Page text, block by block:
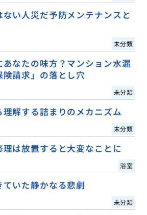
い人災だ予防メンテナンスと
未分類
なたの味方？マンション水漏
請求」の落とし穴
未分類
理解する詰まりのメカニズム
未分類
は放置すると大変なことに
浴室
いた静かなる悲劇
未分類